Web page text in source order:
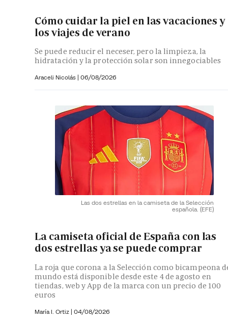
Cómo cuidar la piel en las vacaciones y
los viajes de verano
Se puede reducir el neceser, pero la limpieza, la
hidratación y la protección solar son innegociables
Araceli Nicolás | 06/08/2026
Las dos estrellas en la camiseta de la Selección
española. (EFE)
La camiseta oficial de España con las
dos estrellas ya se puede comprar
La roja que corona a la Selección como bicampeona
mundo está disponible desde este 4 de agosto en
tiendas, web y App de la marca con un precio de 100
euros
María I. Ortiz | 04/08/2026